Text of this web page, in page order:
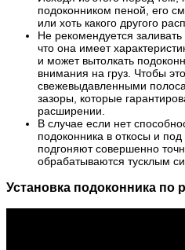
подоконником пеной, его
или хоть какого другого
Не рекомендуется
что она имеет
и может вытолкать
внимания на груз. Чтобы
свежевыдавленными
зазоры, которые
расширении.
В случае если нет
подоконника в откосы и
подгоняют совершенно
обрабатываются тусклым
Установка подоконника по